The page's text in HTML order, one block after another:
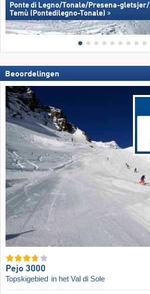
Ponte di Legno/​​Tonale/​​Presena-gletsjer/​​
Temù (Pontedilegno-Tonale)
Beoordelingen
Pejo 3000
Topskigebied in het Val di Sole